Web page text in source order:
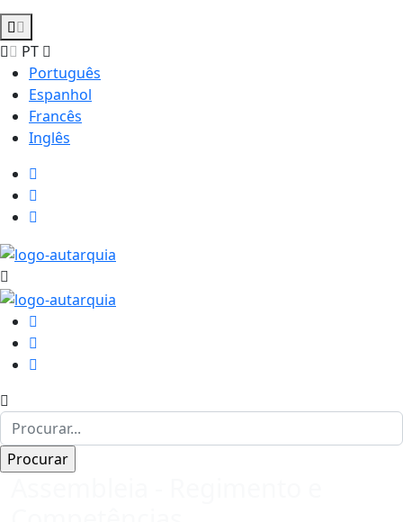
PT
Português
Espanhol
Francês
Inglês